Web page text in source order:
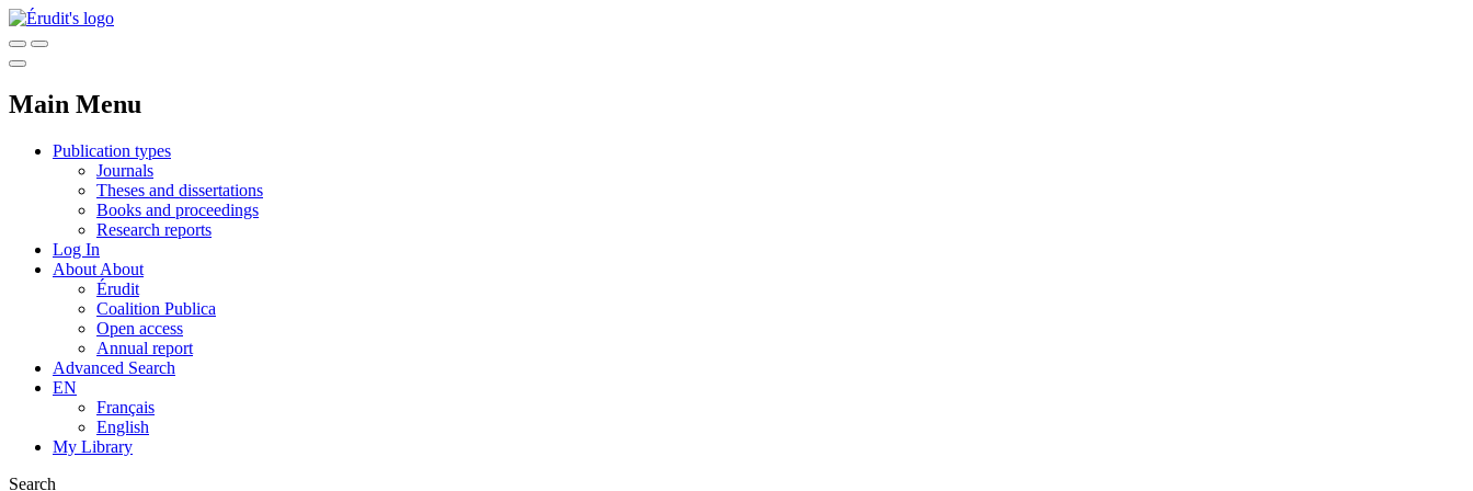
Main Menu
Publication types
Journals
Theses and dissertations
Books and proceedings
Research reports
Log In
About About
Érudit
Coalition Publica
Open access
Annual report
Advanced Search
EN
Français
English
My Library
Search